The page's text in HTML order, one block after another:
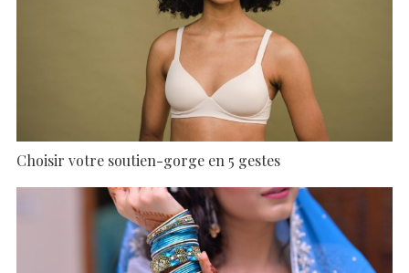
Choisir votre soutien-gorge en 5 gestes